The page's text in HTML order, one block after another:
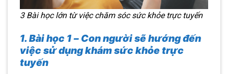
3 Bài học lớn từ việc chăm sóc sức khỏe trực tuyến
1. Bài học 1 – Con người sẽ hướng đến
việc sử dụng khám sức khỏe trực
tuyến